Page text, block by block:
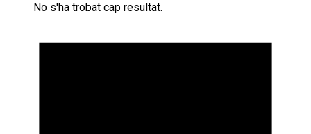
No s'ha trobat cap resultat.